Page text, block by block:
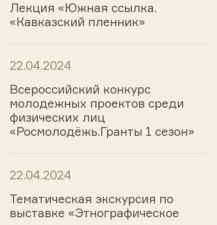
Лекция «Южная ссылка.
«Кавказский пленник»
22.04.2024
Всероссийский конкурс
молодежных проектов среди
физических лиц
«Росмолодёжь.Гранты 1 сезон»
22.04.2024
Тематическая экскурсия по
выставке «Этнографическое